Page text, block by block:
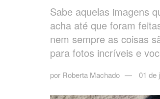
Sabe aquelas imagens
acha até que foram
nem sempre as coisas
para fotos incríveis e
por Roberta Machado 01 de